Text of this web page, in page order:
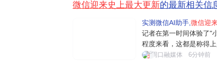
微信迎来史上最大更新的最新相关信
实测微信AI助手,微信迎
记者在第一时间体验了"
程度来看，这都是称得
微"后，用户可通过文字
周口融媒体 6分钟前